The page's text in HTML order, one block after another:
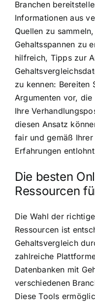
Branchen
Informationen aus
Quellen zu
Gehaltsspannen zu
hilfreich, Tipps zur
zu kennen: Bereiten
Argumenten vor,
Ihre
diesen Ansatz
fair und gemäß
Erfahrungen
Die besten
Ressourcen
Die Wahl der
Ressourcen ist
Gehaltsvergleich
zahlreiche
Datenbanken mit
verschiedenen
Diese Tools